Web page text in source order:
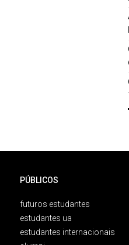
PÚBLICOS
futuros estudantes
estudantes ua
estudantes internacionais